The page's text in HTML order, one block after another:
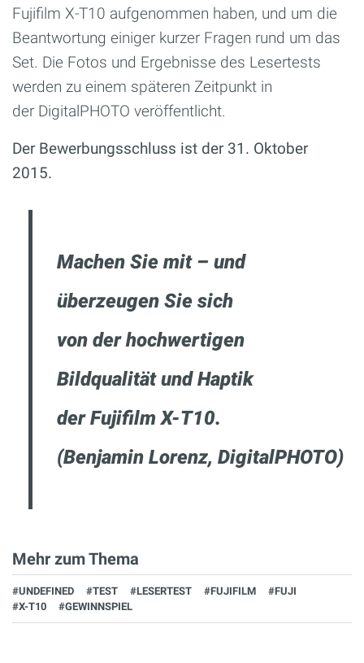
Fujifilm X-T10 aufgenommen haben, und um die
Beantwortung einiger kurzer Fragen rund um das
Set. Die Fotos und Ergebnisse des Lesertests
werden zu einem späteren Zeitpunkt in
der DigitalPHOTO veröffentlicht.
Der Bewerbungsschluss ist der 31. Oktober
2015.
Machen Sie mit – und
überzeugen Sie sich
von der hochwertigen
Bildqualität und Haptik
der Fujifilm X-T10.
(Benjamin Lorenz, DigitalPHOTO)
Mehr zum Thema
#UNDEFINED #TEST #LESERTEST #FUJIFILM
#FUJI
#X-T10
#GEWINNSPIEL